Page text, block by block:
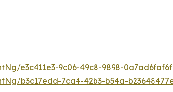
e3c411e3-9c06-49c8-9898-
b3c17edd-7ca4-42b3-b54a-